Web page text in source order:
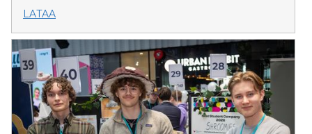
LATAA